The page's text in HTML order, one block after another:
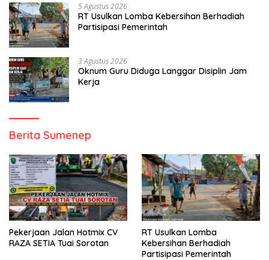
5 Agustus 2026
RT Usulkan Lomba Kebersihan Berhadiah
Partisipasi Pemerintah
3 Agustus 2026
Oknum Guru Diduga Langgar Disiplin Jam
Kerja
Berita Sumenep
Pekerjaan Jalan Hotmix CV
RAZA SETIA Tuai Sorotan
RT Usulkan Lomba
Kebersihan Berhadiah
Partisipasi Pemerintah